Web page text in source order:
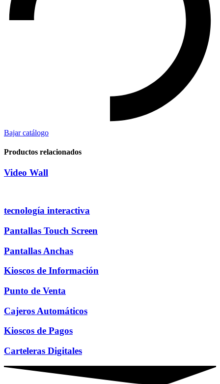
Bajar catálogo
Productos relacionados
Video Wall
tecnología interactiva
Pantallas Touch Screen
Pantallas Anchas
Kioscos de Información
Punto de Venta
Cajeros Automáticos
Kioscos de Pagos
Carteleras Digitales